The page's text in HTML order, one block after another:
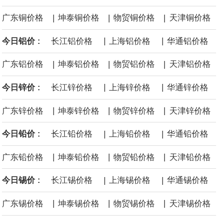
面战舰项目之一。 根据CBO的初步估算，首舰造价约234亿美元，
后续14艘平均每艘约180亿美元。
黄金价格有望录得自今年1月以来最大单周涨幅。油价走弱为金价提
供支撑，同时投资者正等待美国非农就业数据，以寻找美国利率前
景的线索。StoneX高级分析师马特·辛普森表示，中东和平前景改善
海力士：龙仁工厂将生产高带宽内存（HBM）及其他下一代动态随
机存取存储器（DRAM）。
广东铜价格 | 坤泰铜价格 | 物贸铜价格 | 天津铜价格
今日铝价 : 长江铝价格 上海铝价格 华通铝价格
广东铝价格 | 坤泰铝价格 | 物贸铝价格 | 天津铝价格
今日锌价 : 长江锌价格 上海锌价格 华通锌价格
广东锌价格 | 坤泰锌价格 | 物贸锌价格 | 天津锌价格
今日铅价 : 长江铅价格 | 上海铅价格 | 华通铅价格
广东铅价格 坤泰铅价格 物贸铅价格 天津铅价格
今日锡价 : 长江锡价格 | 上海锡价格 | 华通锡价格
广东锡价格 坤泰锡价格 物贸锡价格 天津锡价格